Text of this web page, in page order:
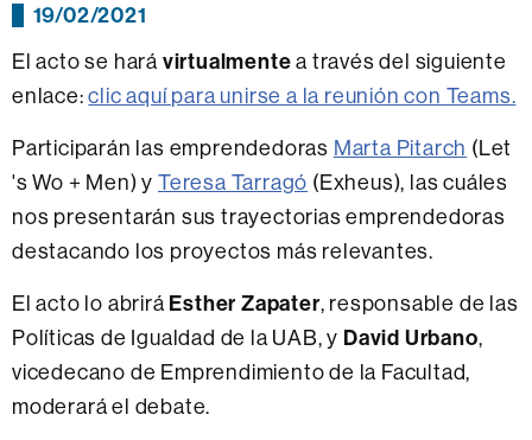
19/02/2021
El acto se hará virtualmentea través del siguiente
enlace:clic aquí para unirse a la reunión con Teams.
Participarán las emprendedoras Marta Pitarch (Let
's Wo + Men) yTeresa Tarragó (Exheus), las cuáles
nos presentarán sus trayectorias emprendedoras
destacando los proyectos más relevantes.
El acto lo abrirá Esther Zapater, responsable de las
Políticas de Igualdad de la UAB, y David Urbano,
vicedecano de Emprendimiento de la Facultad,
moderará el debate.